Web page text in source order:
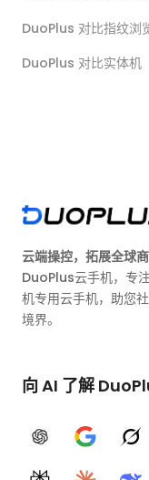
DuoPlus 对比指纹浏
DuoPlus 对比实体机
云端操控，拓展全球
DuoPlus云手机，专
机专用云手机，助您
境界。
向 AI 了解
ChatGPTGoogle AI